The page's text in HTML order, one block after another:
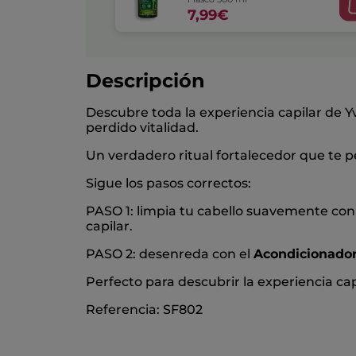
7,99€
Descripción
Descubre toda la experiencia capilar de
perdido vitalidad.
Un verdadero ritual fortalecedor que te
Sigue los pasos correctos:
PASO 1: limpia tu cabello suavemente
capilar.
PASO 2: desenreda con el
Perfecto para descubrir la experiencia
Referencia: SF802